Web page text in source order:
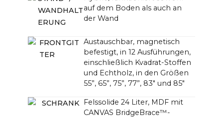
WANDHALT
ERUNG
auf dem Boden als auch an
der Wand
FRONTGIT
TER
Austauschbar, magnetisch
befestigt, in 12 Ausführungen,
einschließlich Kvadrat-Stoffen
und Echtholz, in den Größen
55”, 65”, 75”, 77”, 83" und 85"
SCHRANK Felssolide 24 Liter, MDF mit
CANVAS BridgeBrace™-